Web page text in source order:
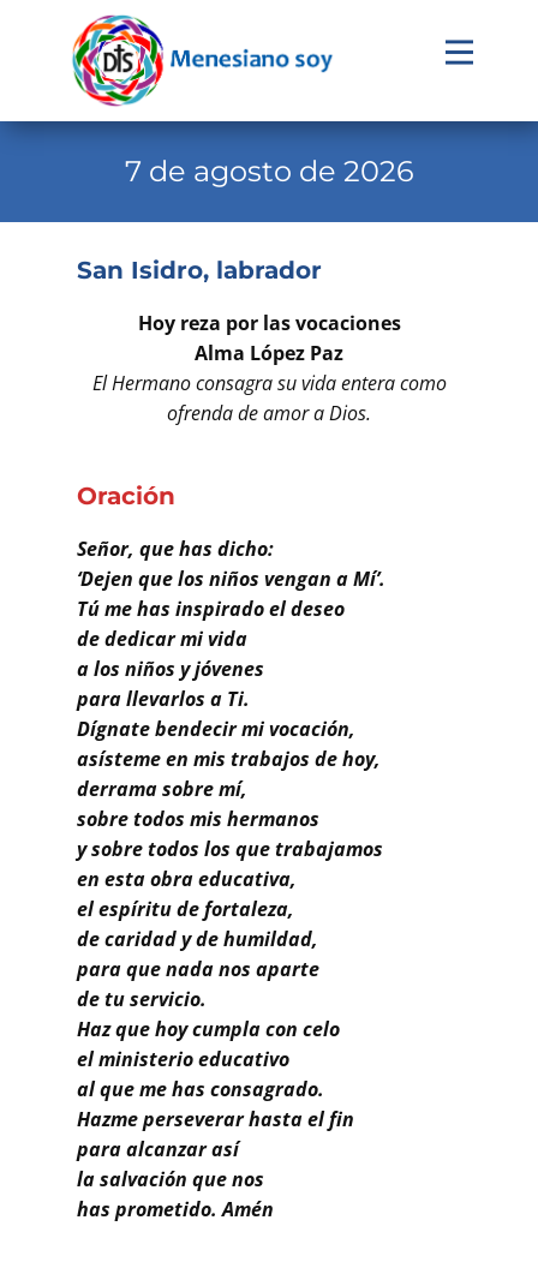
Evangelio
Familia Menesiana
Pastoral Vocacional
Contacto
Buscar
7 de agosto de 2026
San Isidro, labrador
Hoy reza por las vocaciones
Alma López Paz
El Hermano consagra su vida entera como
ofrenda de amor a Dios.
Oración
Señor, que has dicho:
‘Dejen que los niños vengan a Mí’.
Tú me has inspirado el deseo
de dedicar mi vida
a los niños y jóvenes
para llevarlos a Ti.
Dígnate bendecir mi vocación,
asísteme en mis trabajos de hoy,
derrama sobre mí,
sobre todos mis hermanos
y sobre todos los que trabajamos
en esta obra educativa,
el espíritu de fortaleza,
de caridad y de humildad,
para que nada nos aparte
de tu servicio.
Haz que hoy cumpla con celo
el ministerio educativo
al que me has consagrado.
Hazme perseverar hasta el fin
para alcanzar así
la salvación que nos
has prometido. Amén